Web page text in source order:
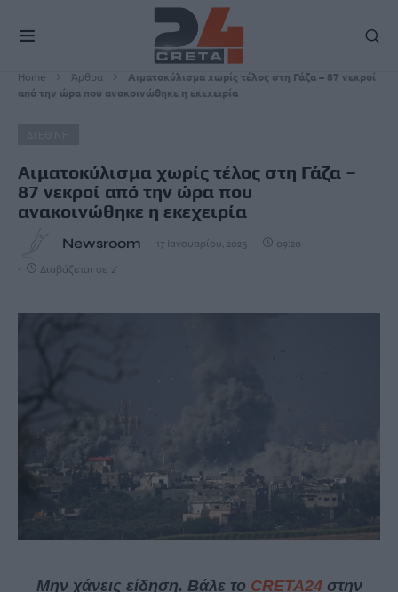
Home Άρθρα
Αιματοκύλισμα χωρίς τέλος στη Γάζα – 87 νεκροί
από την ώρα που ανακοινώθηκε η εκεχειρία
Αιματοκύλισμα χωρίς τέλος στη Γάζα –
87 νεκροί από την ώρα που
ανακοινώθηκε η εκεχειρία
Newsroom 17 Ιανουαρίου, 2025 09:20
Διαβάζεται σε 2'
Μην χάνεις είδηση. Βάλε το CRETA24στην